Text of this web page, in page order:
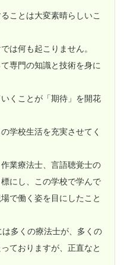
ことは大変素晴らしいこ
は何も起こりません。
専門の知識と技術を身に
くことが「期待」を開花
学校生活を充実させてく
業療法士、言語聴覚士の
にし、この学校で学んで
で働く姿を目にしたこと
多くの療法士が、多くの
ておりますが、正直なと